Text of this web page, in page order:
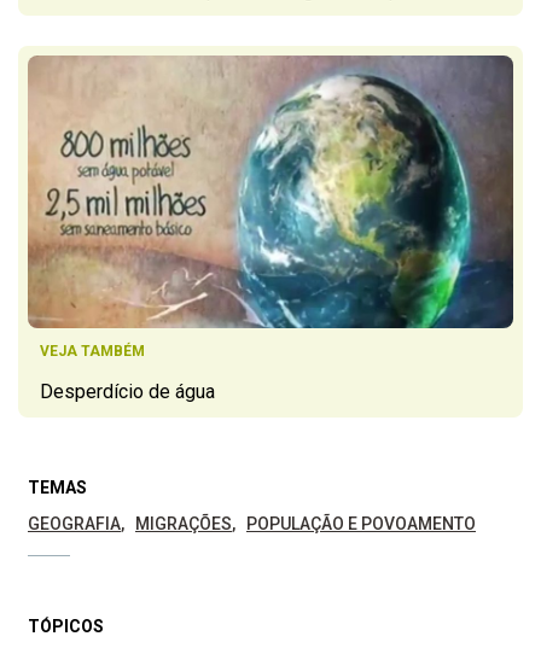
VEJA TAMBÉM
Desperdício de água
TEMAS
GEOGRAFIA
MIGRAÇÕES POPULAÇÃO E POVOAMENTO
TÓPICOS